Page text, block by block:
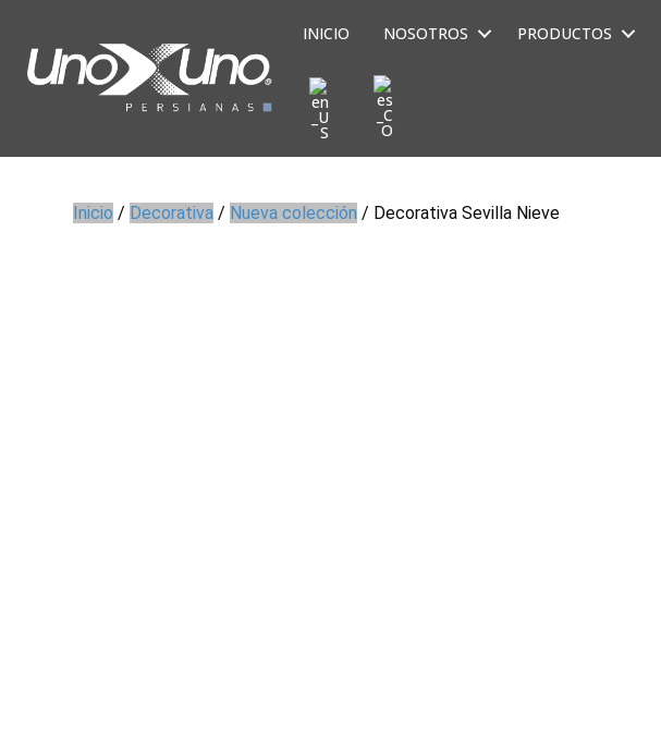
INICIO NOSOTROS PRODUCTOS
Inicio / Decorativa / Nueva colección / Decorativa Sevilla Nieve